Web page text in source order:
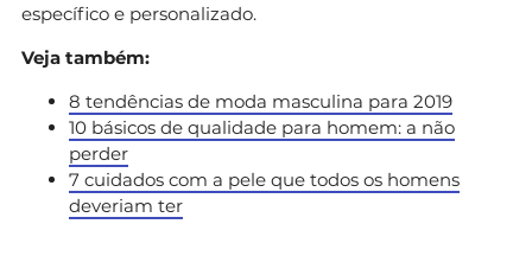
específico e personalizado.
Veja também:
8 tendências de moda masculina para 2019
10 básicos de qualidade para homem: a não
perder
7 cuidados com a pele que todos os homens
deveriam ter